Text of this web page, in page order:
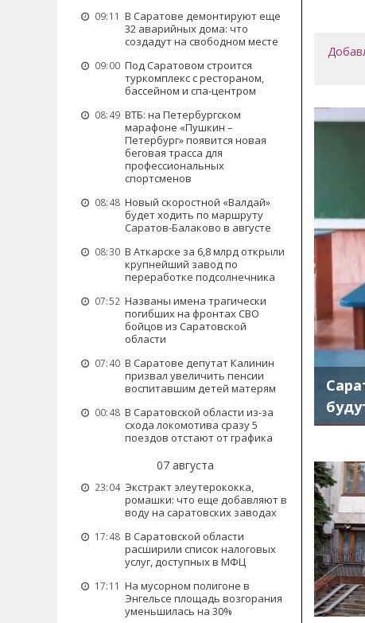
09:11 В Саратове демонтируют еще
32 аварийных дома: что
создадут на свободном месте
09:00 Под Саратовом строится
туркомплекс с рестораном,
бассейном и спа-центром
08:49 ВТБ: на Петербургском
марафоне «Пушкин –
Петербург» появится новая
беговая трасса для
профессиональных
спортсменов
08:48 Новый скоростной «Валдай»
будет ходить по маршруту
Саратов-Балаково в августе
08:30 В Аткарске за 6,8 млрд открыли
крупнейший завод по
переработке подсолнечника
07:52 Названы имена трагически
погибших на фронтах СВО
бойцов из Саратовской
области
07:40 В Саратове депутат Калинин
призвал увеличить пенсии
воспитавшим детей матерям
00:48 В Саратовской области из-за
схода локомотива сразу 5
поездов отстают от графика
07 августа
23:04 Экстракт элеутерококка,
ромашки: что еще добавляют в
воду на саратовских заводах
17:48 В Саратовской области
расширили список налоговых
услуг, доступных в МФЦ
17:11 На мусорном полигоне в
Энгельсе площадь возгорания
уменьшилась на 30%